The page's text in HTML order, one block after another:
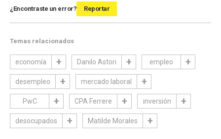
¿Encontraste un error? Reportar
Temas relacionados
economía Danilo Astori empleo
desempleo mercado laboral
PwC CPA Ferrere inversión
desocupados Matilde Morales